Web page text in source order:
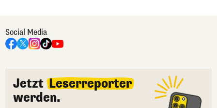
Social Media
Jetzt Leserreporter
werden.